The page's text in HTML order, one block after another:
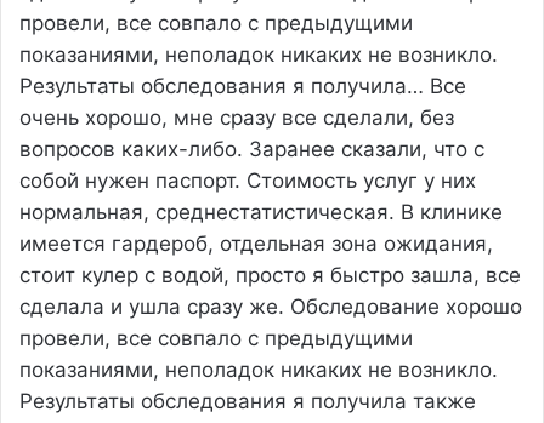
провели, все совпало с предыдущими
показаниями, неполадок никаких не возникло.
Результаты обследования я получила… Все
очень хорошо, мне сразу все сделали, без
вопросов каких-либо. Заранее сказали, что с
собой нужен паспорт. Стоимость услуг у них
нормальная, среднестатистическая. В клинике
имеется гардероб, отдельная зона ожидания,
стоит кулер с водой, просто я быстро зашла, все
сделала и ушла сразу же. Обследование хорошо
провели, все совпало с предыдущими
показаниями, неполадок никаких не возникло.
Результаты обследования я получила также